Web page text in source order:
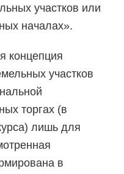
участков или
началах».
концепция
участков
торгах (в
лишь для
в